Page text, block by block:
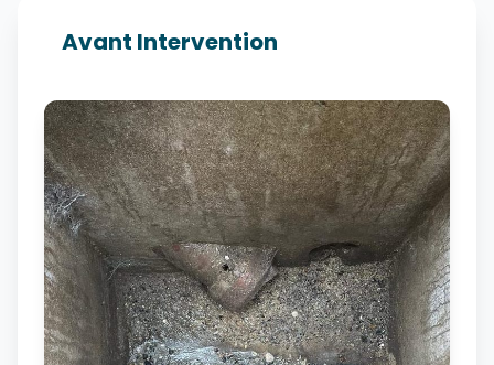
Avant Intervention